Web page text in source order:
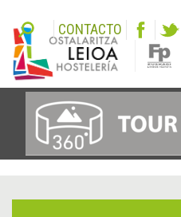
CONTACTO